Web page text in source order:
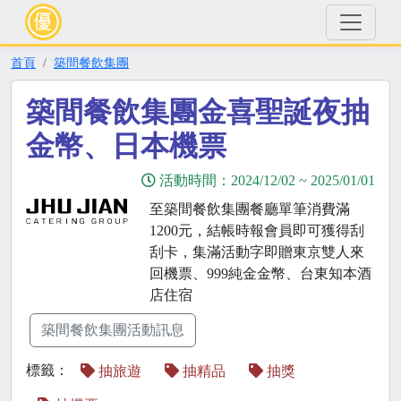
首頁 築間餐飲集團
築間餐飲集團金喜聖誕夜抽
金幣、日本機票
活動時間： 2024/12/02 ~ 2025/01/01
至築間餐飲集團餐廳單筆消費滿
1200元，結帳時報會員即可獲得刮
刮卡，集滿活動字即贈東京雙人來
回機票、999純金金幣、台東知本酒
店住宿
築間餐飲集團活動訊息
標籤： 抽旅遊 抽精品 抽獎